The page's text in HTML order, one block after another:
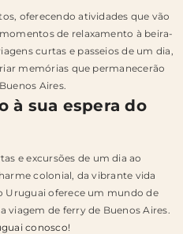
oferecendo atividades que vão
de relaxamento à beira-
curtas e passeios de um dia,
memórias que permanecerão
Aires.
à sua espera do
e excursões de um dia ao
colonial, da vibrante vida
Uruguai oferece um mundo de
viagem de ferry de Buenos Aires.
conosco!